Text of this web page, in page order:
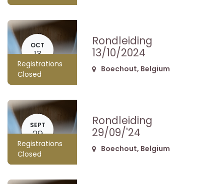
OCT
13
Registrations
Closed
Rondleiding
13/10/2024
Boechout, Belgium
SEPT
29
Registrations
Closed
Rondleiding
29/09/'24
Boechout, Belgium